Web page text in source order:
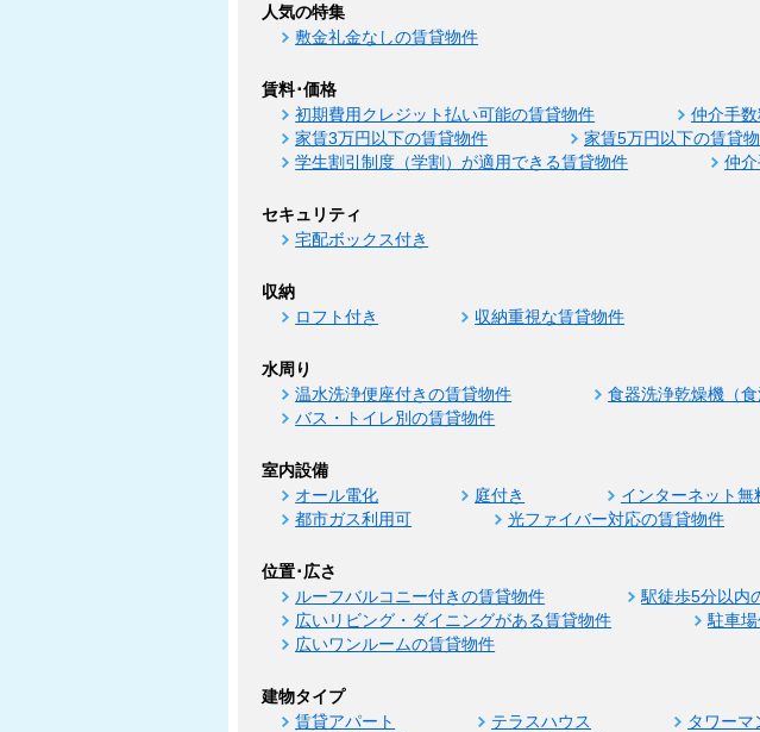
人気の特集
敷金礼金なしの賃貸物件
賃料･価格
初期費用クレジット払い可能の賃貸物件 仲介手
家賃3万円以下の賃貸物件
家賃5万円以下の賃貸
学生割引制度（学割）が適用できる賃貸物件
仲
セキュリティ
宅配ボックス付き
収納
ロフト付き 収納重視な賃貸物件
水周り
温水洗浄便座付きの賃貸物件 食器洗浄乾燥機（
バス・トイレ別の賃貸物件
室内設備
オール電化 庭付き インターネット無
都市ガス利用可
光ファイバー対応の賃貸物件
位置･広さ
ルーフバルコニー付きの賃貸物件 駅徒歩5分以内
広いリビング・ダイニングがある賃貸物件
駐車
広いワンルームの賃貸物件
建物タイプ
賃貸アパート テラスハウス タワーマ